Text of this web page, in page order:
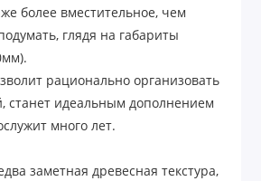
более вместительное, чем
глядя на габариты
рационально организовать
станет идеальным дополнением
много лет.
заметная древесная текстура,